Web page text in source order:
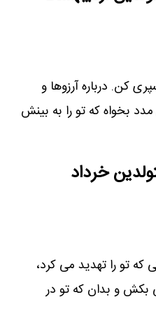
کن. درباره آرزوها و
بخواه که تو را به بینش
خرداد
تو را تهدید می کرد،
و بدان که تو در